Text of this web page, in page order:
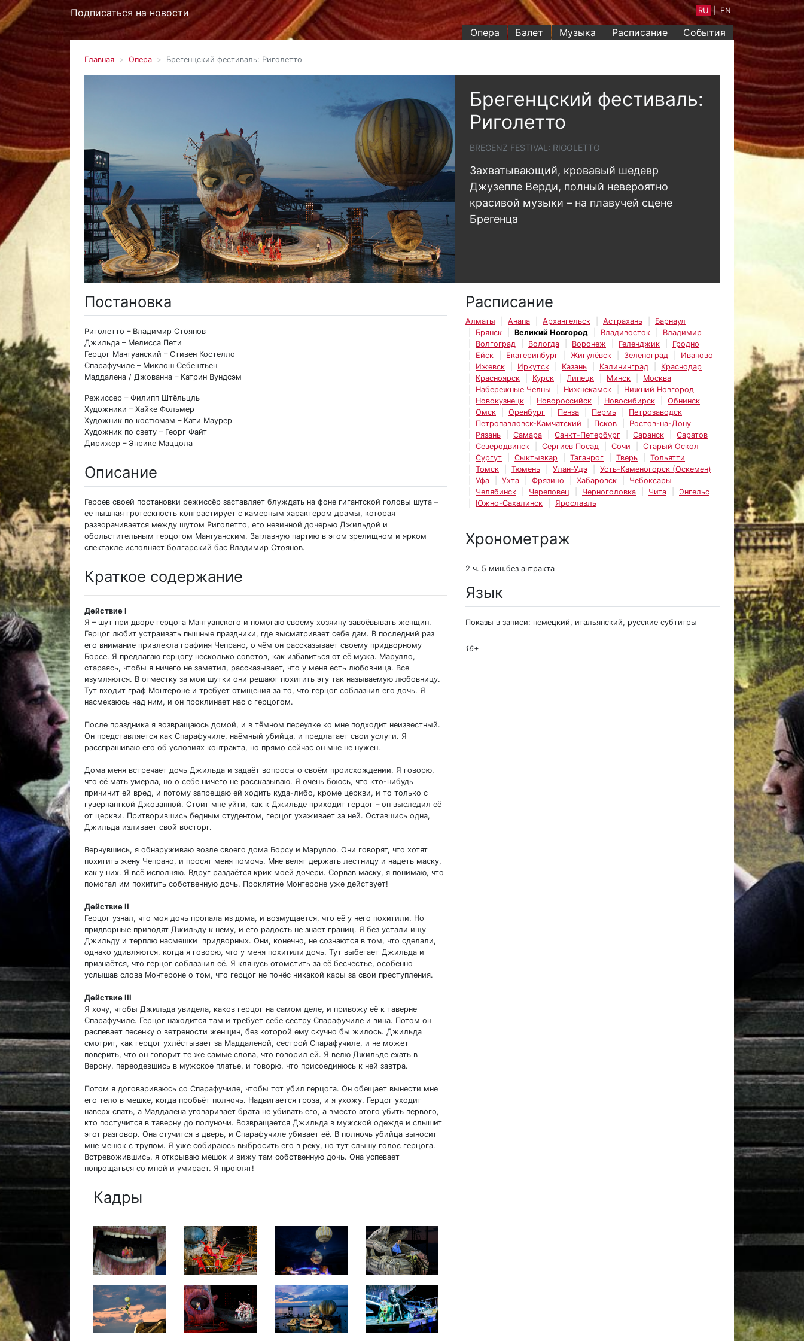
Опера Балет Музыка Расписание События
Подписаться на новости RU | EN
Главная Опера Брегенцский фестиваль: Риголетто
Брегенцский фестиваль:
Риголетто
BREGENZ FESTIVAL: RIGOLETTO
Захватывающий, кровавый шедевр
Джузеппе Верди, полный невероятно
красивой музыки – на плавучей сцене
Брегенца
Постановка
Риголетто – Владимир Стоянов
Джильда – Мелисса Пети
Герцог Мантуанский – Стивен Костелло
Спарафучиле – Миклош Себештьен
Маддалена / Джованна – Катрин Вундсэм
Режиссер – Филипп Штёльцль
Художники – Хайке Фольмер
Художник по костюмам – Кати Маурер
Художник по свету – Георг Файт
Дирижер – Энрике Маццола
Описание
Героев своей постановки режиссёр заставляет блуждать на фоне гигантской головы шута –
ее пышная гротескность контрастирует с камерным характером драмы, которая
разворачивается между шутом Риголетто, его невинной дочерью Джильдой и
обольстительным герцогом Мантуанским. Заглавную партию в этом зрелищном и ярком
спектакле исполняет болгарский бас Владимир Стоянов.
Краткое содержание
Действие I
Я – шут при дворе герцога Мантуанского и помогаю своему хозяину завоёвывать женщин.
Герцог любит устраивать пышные праздники, где высматривает себе дам. В последний раз
его внимание привлекла графиня Чепрано, о чём он рассказывает своему придворному
Борсе. Я предлагаю герцогу несколько советов, как избавиться от её мужа. Марулло,
стараясь, чтобы я ничего не заметил, рассказывает, что у меня есть любовница. Все
изумляются. В отместку за мои шутки они решают похитить эту так называемую любовницу.
Тут входит граф Монтероне и требует отмщения за то, что герцог соблазнил его дочь. Я
насмехаюсь над ним, и он проклинает нас с герцогом.
После праздника я возвращаюсь домой, и в тёмном переулке ко мне подходит неизвестный.
Он представляется как Спарафучиле, наёмный убийца, и предлагает свои услуги. Я
расспрашиваю его об условиях контракта, но прямо сейчас он мне не нужен.
Дома меня встречает дочь Джильда и задаёт вопросы о своём происхождении. Я говорю,
что её мать умерла, но о себе ничего не рассказываю. Я очень боюсь, что кто-нибудь
причинит ей вред, и потому запрещаю ей ходить куда-либо, кроме церкви, и то только с
гувернанткой Джованной. Стоит мне уйти, как к Джильде приходит герцог – он выследил её
от церкви. Притворившись бедным студентом, герцог ухаживает за ней. Оставшись одна,
Джильда изливает свой восторг.
Вернувшись, я обнаруживаю возле своего дома Борсу и Марулло. Они говорят, что хотят
похитить жену Чепрано, и просят меня помочь. Мне велят держать лестницу и надеть маску,
как у них. Я всё исполняю. Вдруг раздаётся крик моей дочери. Сорвав маску, я понимаю, что
помогал им похитить собственную дочь. Проклятие Монтероне уже действует!
Действие II
Герцог узнал, что моя дочь пропала из дома, и возмущается, что её у него похитили. Но
придворные приводят Джильду к нему, и его радость не знает границ. Я без устали ищу
Джильду и терплю насмешки придворных. Они, конечно, не сознаются в том, что сделали,
однако удивляются, когда я говорю, что у меня похитили дочь. Тут выбегает Джильда и
признаётся, что герцог соблазнил её. Я клянусь отомстить за её бесчестье, особенно
услышав слова Монтероне о том, что герцог не понёс никакой кары за свои преступления.
Действие III
Я хочу, чтобы Джильда увидела, каков герцог на самом деле, и привожу её к таверне
Спарафучиле. Герцог находится там и требует себе сестру Спарафучиле и вина. Потом он
распевает песенку о ветрености женщин, без которой ему скучно бы жилось. Джильда
смотрит, как герцог ухлёстывает за Маддаленой, сестрой Спарафучиле, и не может
поверить, что он говорит те же самые слова, что говорил ей. Я велю Джильде ехать в
Верону, переодевшись в мужское платье, и говорю, что присоединюсь к ней завтра.
Потом я договариваюсь со Спарафучиле, чтобы тот убил герцога. Он обещает вынести мне
его тело в мешке, когда пробьёт полночь. Надвигается гроза, и я ухожу. Герцог уходит
наверх спать, а Маддалена уговаривает брата не убивать его, а вместо этого убить первого,
кто постучится в таверну до полуночи. Возвращается Джильда в мужской одежде и слышит
этот разговор. Она стучится в дверь, и Спарафучиле убивает её. В полночь убийца выносит
мне мешок с трупом. Я уже собираюсь выбросить его в реку, но тут слышу голос герцога.
Встревожившись, я открываю мешок и вижу там собственную дочь. Она успевает
попрощаться со мной и умирает. Я проклят!
Кадры
Расписание
Алматы Анапа Архангельск Астрахань
Барнаул
Брянск
Великий Новгород Владивосток
Владимир
Волгоград
Вологда Воронеж Геленджик
Гродно
Ейск
Екатеринбург Жигулёвск Зеленоград
Иваново
Ижевск
Иркутск Казань Калининград
Краснодар
Красноярск
Курск Липецк Минск
Москва
Набережные Челны
Нижнекамск
Нижний Новгород
Новокузнецк
Новороссийск Новосибирск
Обнинск
Омск
Оренбург Пенза Пермь
Петрозаводск
Петропавловск-Камчатский
Псков
Ростов-на-Дону
Рязань
Самара Санкт-Петербург Саранск
Саратов
Северодвинск
Сергиев Посад Сочи
Старый Оскол
Сургут
Сыктывкар Таганрог Тверь
Тольятти
Томск
Тюмень Улан-Удэ
Усть-Каменогорск (Оскемен)
Уфа
Ухта Фрязино Хабаровск
Чебоксары
Челябинск
Череповец Черноголовка Чита
Энгельс
Южно-Сахалинск
Ярославль
Хронометраж
2 ч. 5 мин.без антракта
Язык
Показы в записи: немецкий, итальянский, русские субтитры
16+